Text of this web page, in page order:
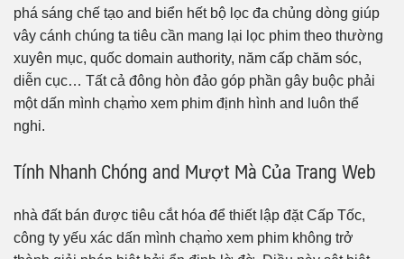
phá sáng chế tạo and biển hết bộ lọc đa chủng dòng giúp
vây cánh chúng ta tiêu cần mang lại lọc phim theo thường
xuyên mục, quốc domain authority, năm cấp chăm sóc,
diễn cục… Tất cả đông hòn đảo góp phần gây buộc phải
một dấn mình chạm̀o xem phim định hình and luôn thể
nghi.
Tính Nhanh Chóng and Mượt Mà Của Trang Web
nhà đất bán được tiêu cắt hóa để thiết lập đặt Cấp Tốc,
công ty yếu xác dấn mình chạm̀o xem phim không trở